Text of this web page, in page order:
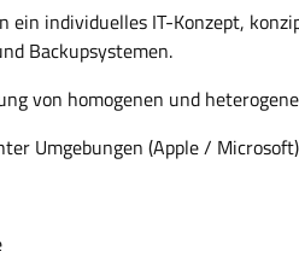
ein individuelles IT-Konzept,
Backupsystemen.
von homogenen und
Umgebungen (Apple / Microsoft)